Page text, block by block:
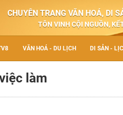
CHUYÊN TRANG VĂN HOÁ, DI
TÔN VINH CỘI NGUỒN,
VĂN HOÁ - DU LỊCH DI SẢN -
làm